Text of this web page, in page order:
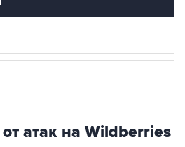
атак на Wildberries